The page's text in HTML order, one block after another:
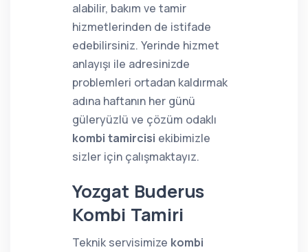
alabilir, bakım ve tamir
hizmetlerinden de istifade
edebilirsiniz. Yerinde hizmet
anlayışı ile adresinizde
problemleri ortadan kaldırmak
adına haftanın her günü
güleryüzlü ve çözüm odaklı
kombi tamircisi ekibimizle
sizler için çalışmaktayız.
Yozgat Buderus
Kombi Tamiri
Teknik servisimize kombi